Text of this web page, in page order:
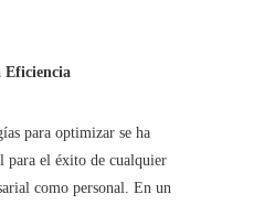
Eficiencia
para optimizar se ha
para el éxito de cualquier
como personal. En un